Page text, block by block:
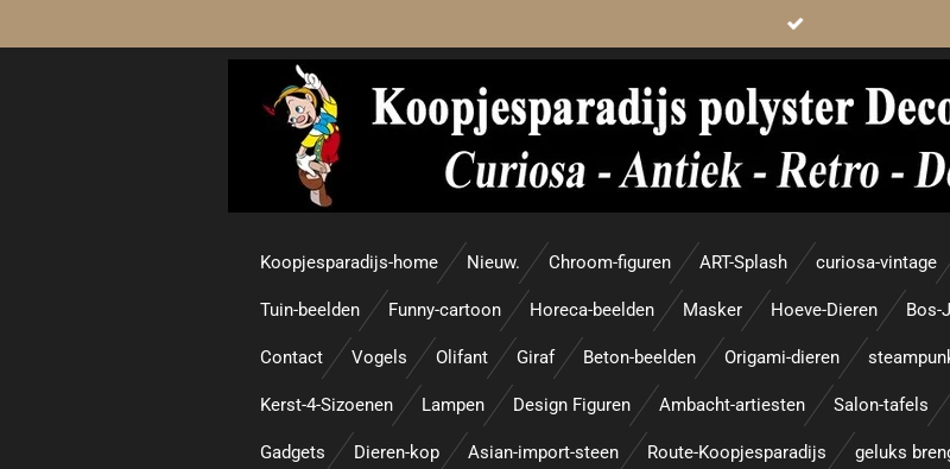
Koopjesparadijs-home Nieuw. Chroom-figuren ART-Splash curiosa-vintage
Tuin-beelden Funny-cartoon Horeca-beelden Masker Hoeve-Dieren Bos-
Contact Vogels Olifant Giraf Beton-beelden Origami-dieren
Kerst-4-Sizoenen Lampen Design Figuren Ambacht-artiesten Salon-tafels
Gadgets Dieren-kop Asian-import-steen Route-Koopjesparadijs geluks